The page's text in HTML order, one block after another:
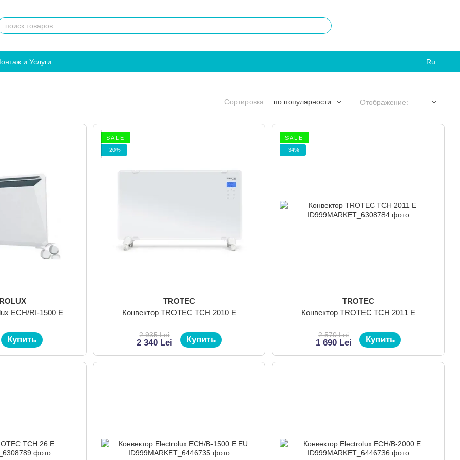
и Услуги Ru
Сортировка: по популярности Отображение:
ECH/RI-1500 E
Купить
S A L E
−20%
TROTEC
Конвектор TROTEC TCH 2010 E
2 935 Lei
2 340 Lei Купить
S A L E
−34%
TROTEC
Конвектор TROTEC TCH 2011 E
2 570 Lei
1 690 Lei Купить